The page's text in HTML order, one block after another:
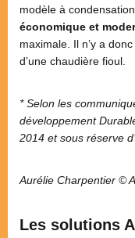
modèle à
économique et
maximale. Il n’y a
d’une chaudière fioul.
* Selon les
développement
2014 et sous réserve
Aurélie Charpentier ©
Les solutions